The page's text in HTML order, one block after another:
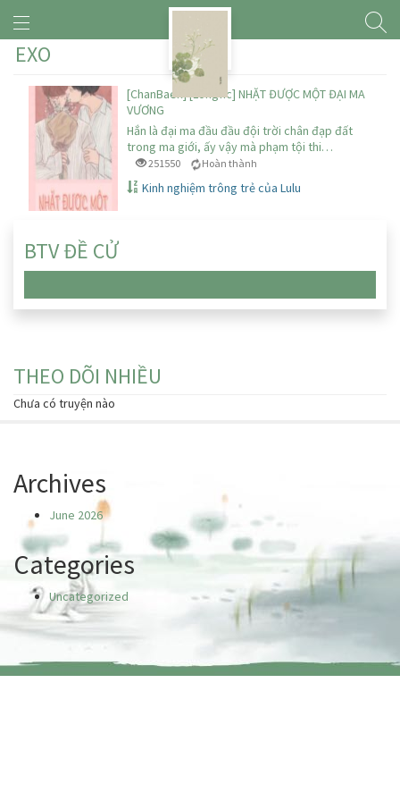
EXO
[ChanBaek] [Longfic] NHẶT ĐƯỢC MỘT ĐẠI MA
VƯƠNG
Hắn là đại ma đầu đầu đội trời chân đạp đất
trong ma giới, ấy vậy mà phạm tội thi…
251550 Hoàn thành
Kinh nghiệm trông trẻ của Lulu
BTV ĐỀ CỬ
THEO DÕI NHIỀU
Chưa có truyện nào
Archives
June 2026
Categories
Uncategorized